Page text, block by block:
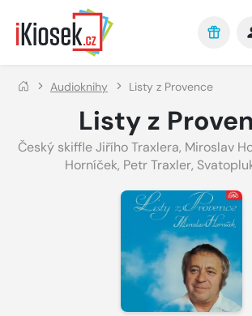
Přejít na hlavní obsah
Audioknihy Listy z Provence
Listy z
Český skiffle Jiřího Traxlera, Miroslav
Horníček, Petr Traxler,